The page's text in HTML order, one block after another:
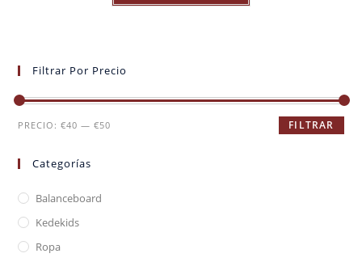
Filtrar Por Precio
FILTRAR
PRECIO:€40 —€50
Categorías
Balanceboard
Kedekids
Ropa